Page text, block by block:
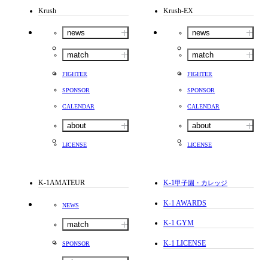
Krush
news
match
FIGHTER
SPONSOR
CALENDAR
about
LICENSE
Krush-EX
news
match
FIGHTER
SPONSOR
CALENDAR
about
LICENSE
K-1AMATEUR
NEWS
match
SPONSOR
K-1甲子園・カレッジ
K-1 AWARDS
K-1 GYM
K-1 LICENSE